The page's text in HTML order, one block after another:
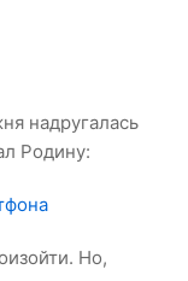
надругалась
Родину:
Но,